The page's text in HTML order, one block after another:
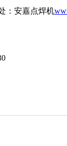
安嘉点焊机